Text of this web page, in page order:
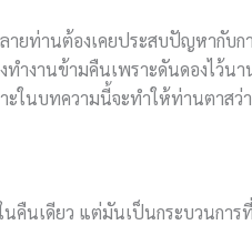
ยท่านต้องเคยประสบปัญหากับก
ำงานข้ามคืนเพราะดันดองไว้น
ะในบทความนี้จะทำให้ท่านตาส
คืนเดียว แต่มันเป็นกระบวนการ